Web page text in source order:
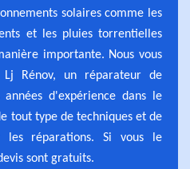
solaires comme les
et les pluies torrentielles
importante. Nous vous
Rénov, un réparateur de
d'expérience dans le
tout type de techniques et de
les réparations. Si vous le
sont gratuits.